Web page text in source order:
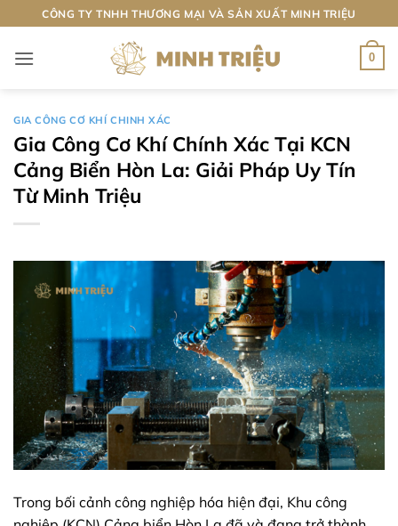
qua
nội
CÔNG TY TNHH THƯƠNG MẠI VÀ SẢN XUẤT MINH TRIỆU
0
GIA CÔNG CƠ KHÍ CHINH XÁC
Gia Công Cơ Khí Chính Xác Tại KCN
Cảng Biển Hòn La: Giải Pháp Uy Tín
Từ Minh Triệu
Trong bối cảnh công nghiệp hóa hiện đại, Khu công